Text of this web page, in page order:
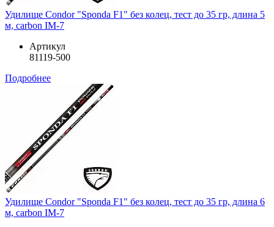
Удилище Condor "Sponda F1" без колец, тест до 35 гр, длина 5
м, carbon IM-7
Артикул
81119-500
Подробнее
Удилище Condor "Sponda F1" без колец, тест до 35 гр, длина 6
м, carbon IM-7